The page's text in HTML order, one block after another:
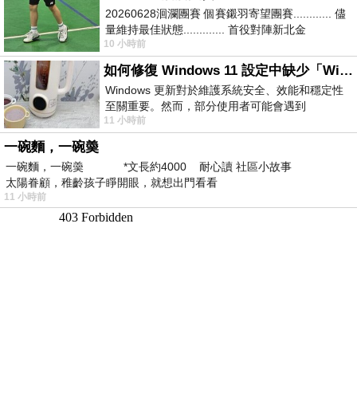
20260628洄瀾團賽 個賽鎩羽寄望團賽............ 儘
量維持最佳狀態............. 首役對陣新北金
龍............. 跨境群
10 小時前
如何修復 Windows 11 設定中缺少「Windows 更新」？
Windows 更新對於維護系統安全、效能和穩定性
至關重要。然而，部分使用者可能會遇到
Windows 11 設定應用程式中缺少「Windows 更
新」
11 小時前
一碗麵，一碗羮
一碗麵，一碗羮 *文長約4000 耐心讀 社區小故事
太陽眷顧，稚齡孩子睜開眼，就想出門看看
11 小時前